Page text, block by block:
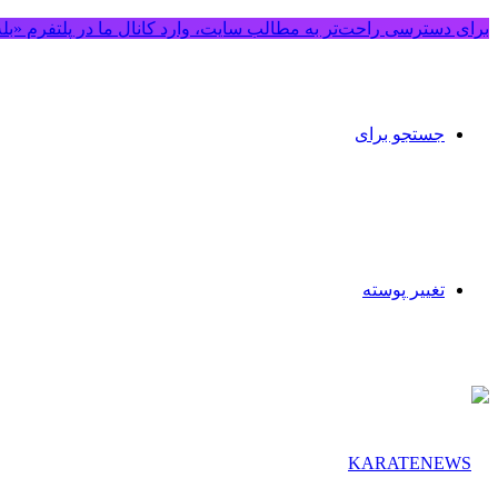
برای دسترسی راحت‌تر به مطالب سایت، وارد کانال ما در پلتفرم
جستجو برای
تغییر پوسته